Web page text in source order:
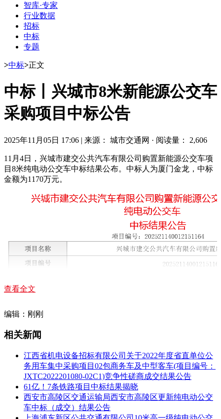
智库·专家
行业数据
招标
中标
专题
>中标>正文
中标丨兴城市8米新能源公交车
采购项目中标公告
2025年11月05日 17:06 | 来源： 城市交通网 · 阅读量： 2,606
11月4日，兴城市建交公共汽车有限公司购置新能源公交车项
目8米纯电动公交车中标结果公布。中标人为厦门金龙，中标
金额为1170万元。
查看全文
编辑：刚刚
相关新闻
江西省机电设备招标有限公司关于2022年度省直单位公
务用车集中采购项目02包商务车及中型客车(项目编号：
JXTC2022201080-02C1)竞争性磋商成交结果公告
61亿！7条铁路项目中标结果揭晓
西安市高陵区交通运输局西安市高陵区更新纯电动公交
车中标（成交）结果公告